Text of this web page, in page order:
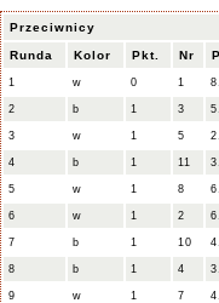
Przeciwnicy
Runda Kolor Pkt. Nr
1 w 0 1
2 b 1 3
3 w 1 5
4 b 1 11
5 w 1 8
6 w 1 2
7 b 1 10
8 b 1 4
9 w 1 7